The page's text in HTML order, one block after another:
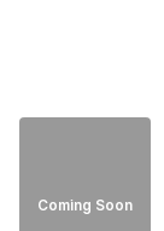
Coming Soon